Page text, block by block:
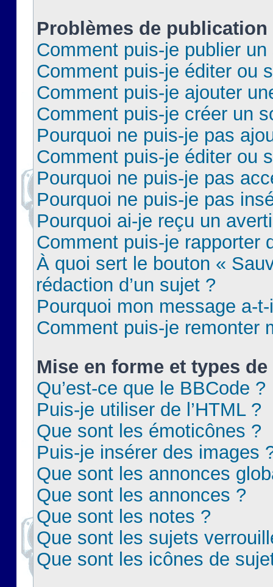
Problèmes de publication
Comment puis-je publier
Comment puis-je éditer ou
Comment puis-je ajouter
Comment puis-je créer un
Pourquoi ne puis-je pas
Comment puis-je éditer ou
Pourquoi ne puis-je pas
Pourquoi ne puis-je pas
Pourquoi ai-je reçu un
Comment puis-je rapporter
À quoi sert le bouton «
rédaction d’un sujet ?
Pourquoi mon message a-
Comment puis-je remonter
Mise en forme et types
Qu’est-ce que le BBCode ?
Puis-je utiliser de l’HTML ?
Que sont les émoticônes ?
Puis-je insérer des images
Que sont les annonces
Que sont les annonces ?
Que sont les notes ?
Que sont les sujets
Que sont les icônes de